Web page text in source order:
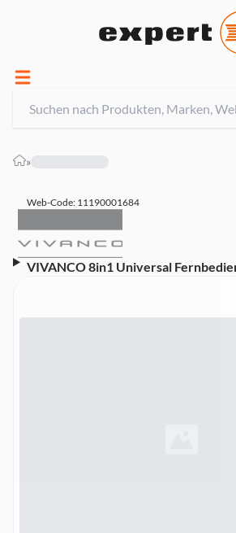
»
Web-Code: 11190001684
VIVANCO 8in1 Universal